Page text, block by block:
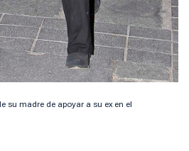
su madre de apoyar a su ex en el